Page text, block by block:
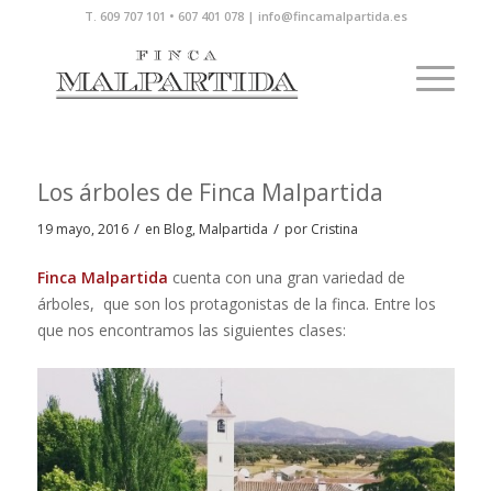
T. 609 707 101 • 607 401 078 | info@fincamalpartida.es
Los árboles de Finca Malpartida
19 mayo, 2016 / en Blog, Malpartida / por Cristina
Finca Malpartida cuenta con una gran variedad de
árboles, que son los protagonistas de la finca. Entre los
que nos encontramos las siguientes clases: